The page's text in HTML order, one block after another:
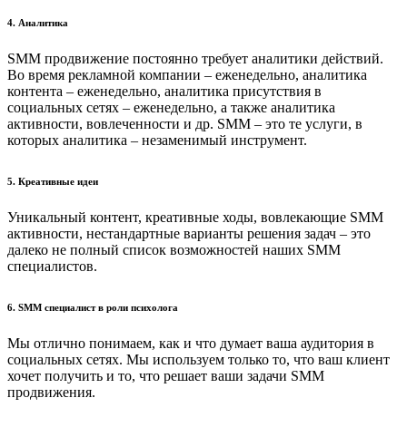
4. Аналитика
SMM продвижение постоянно требует аналитики действий.
Во время рекламной компании – еженедельно, аналитика
контента – еженедельно, аналитика присутствия в
социальных сетях – еженедельно, а также аналитика
активности, вовлеченности и др. SMM – это те услуги, в
которых аналитика – незаменимый инструмент.
5. Креативные идеи
Уникальный контент, креативные ходы, вовлекающие SMM
активности, нестандартные варианты решения задач – это
далеко не полный список возможностей наших SMM
специалистов.
6. SMM специалист в роли психолога
Мы отлично понимаем, как и что думает ваша аудитория в
социальных сетях. Мы используем только то, что ваш клиент
хочет получить и то, что решает ваши задачи SMM
продвижения.